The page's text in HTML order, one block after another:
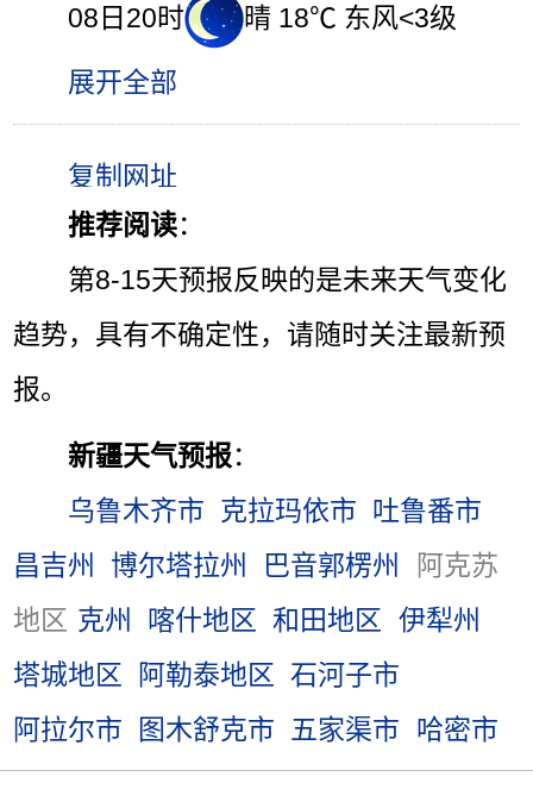
08日20时 晴 18℃ 东风<3级
展开全部
推荐阅读：
第8-15天预报反映的是未来天气变化
趋势，具有不确定性，请随时关注最新预
报。
新疆天气预报：
乌鲁木齐市 克拉玛依市 吐鲁番市
昌吉州
博尔塔拉州 巴音郭楞州
阿克苏
地区 克州 喀什地区 和田地区 伊犁州
塔城地区
阿勒泰地区 石河子市
阿拉尔市
图木舒克市 五家渠市 哈密市